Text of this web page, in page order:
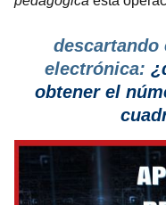
descartando
electrónica:
obtener el